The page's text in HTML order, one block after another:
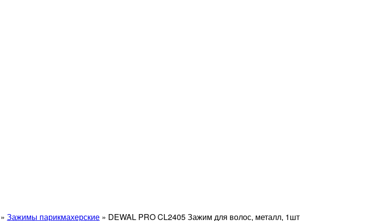
» Зажимы парикмахерские » DEWAL PRO CL2405 Зажим для волос, металл, 1шт